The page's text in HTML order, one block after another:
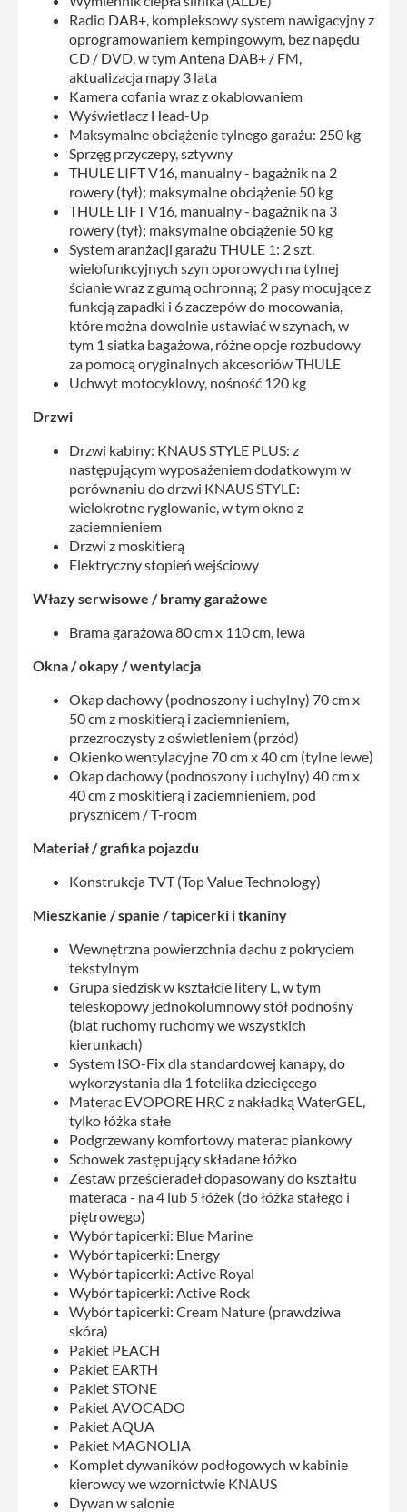
Radio DAB+, kompleksowy system nawigacyjny z
oprogramowaniem kempingowym, bez napędu
CD / DVD, w tym Antena DAB+ / FM,
aktualizacja mapy 3 lata
Kamera cofania wraz z okablowaniem
Wyświetlacz Head-Up
Maksymalne obciążenie tylnego garażu: 250 kg
Sprzęg przyczepy, sztywny
THULE LIFT V16, manualny - bagażnik na 2
rowery (tył); maksymalne obciążenie 50 kg
THULE LIFT V16, manualny - bagażnik na 3
rowery (tył); maksymalne obciążenie 50 kg
System aranżacji garażu THULE 1: 2 szt.
wielofunkcyjnych szyn oporowych na tylnej
ścianie wraz z gumą ochronną; 2 pasy mocujące z
funkcją zapadki i 6 zaczepów do mocowania,
które można dowolnie ustawiać w szynach, w
tym 1 siatka bagażowa, różne opcje rozbudowy
za pomocą oryginalnych akcesoriów THULE
Uchwyt motocyklowy, nośność 120 kg
Drzwi
Drzwi kabiny: KNAUS STYLE PLUS: z
następującym wyposażeniem dodatkowym w
porównaniu do drzwi KNAUS STYLE:
wielokrotne ryglowanie, w tym okno z
zaciemnieniem
Drzwi z moskitierą
Elektryczny stopień wejściowy
Włazy serwisowe / bramy garażowe
Brama garażowa 80 cm x 110 cm, lewa
Okna / okapy / wentylacja
Okap dachowy (podnoszony i uchylny) 70 cm x
50 cm z moskitierą i zaciemnieniem,
przezroczysty z oświetleniem (przód)
Okienko wentylacyjne 70 cm x 40 cm (tylne lewe)
Okap dachowy (podnoszony i uchylny) 40 cm x
40 cm z moskitierą i zaciemnieniem, pod
prysznicem / T-room
Materiał / grafika pojazdu
Konstrukcja TVT (Top Value Technology)
Mieszkanie / spanie / tapicerki i tkaniny
Wewnętrzna powierzchnia dachu z pokryciem
tekstylnym
Grupa siedzisk w kształcie litery L, w tym
teleskopowy jednokolumnowy stół podnośny
(blat ruchomy ruchomy we wszystkich
kierunkach)
System ISO-Fix dla standardowej kanapy, do
wykorzystania dla 1 fotelika dziecięcego
Materac EVOPORE HRC z nakładką WaterGEL,
tylko łóżka stałe
Podgrzewany komfortowy materac piankowy
Schowek zastępujący składane łóżko
Zestaw prześcieradeł dopasowany do kształtu
materaca - na 4 lub 5 łóżek (do łóżka stałego i
piętrowego)
Wybór tapicerki: Blue Marine
Wybór tapicerki: Energy
Wybór tapicerki: Active Royal
Wybór tapicerki: Active Rock
Wybór tapicerki: Cream Nature (prawdziwa
skóra)
Pakiet PEACH
Pakiet EARTH
Pakiet STONE
Pakiet AVOCADO
Pakiet AQUA
Pakiet MAGNOLIA
Komplet dywaników podłogowych w kabinie
kierowcy we wzornictwie KNAUS
Dywan w salonie